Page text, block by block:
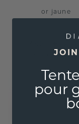
or jaune
Hors TVA & droits
pour